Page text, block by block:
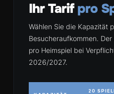
Ihr Tarif pro
Wählen Sie die Kapazität
Besucheraufkommen.
pro Heimspiel bei
2026/2027.
20